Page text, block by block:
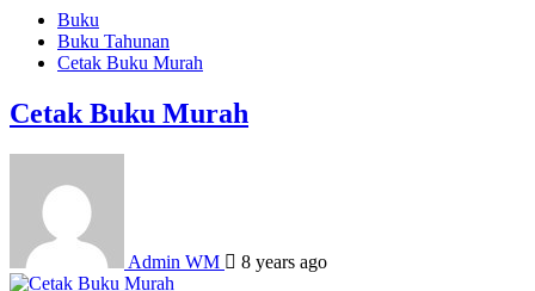
Buku
Buku Tahunan
Cetak Buku Murah
Cetak Buku Murah
Admin WM 8 years ago